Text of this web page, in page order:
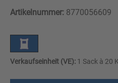
Artikelnummer: 8770056609
Verkaufseinheit (VE): 1 Sack à 20